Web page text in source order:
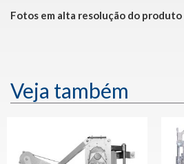
Fotos em alta resolução do produto
Veja também